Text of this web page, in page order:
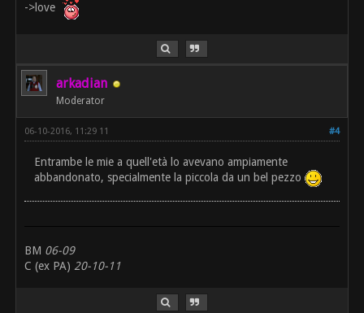
->love
arkadian
Moderator
#4
06-10-2016, 11:29 11
Entrambe le mie a quell'età lo avevano ampiamente
abbandonato, specialmente la piccola da un bel pezzo
BM 06-09
C (ex PA)20-10-11